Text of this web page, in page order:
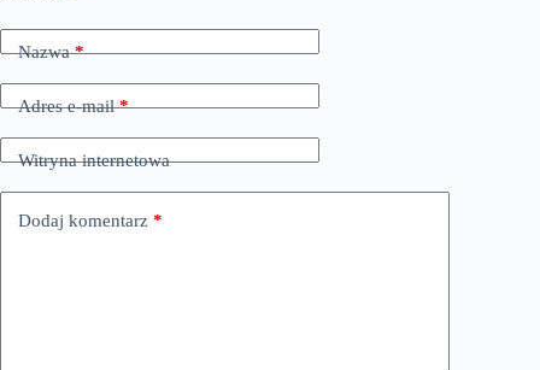
Nazwa*
Adres e-mail*
Witryna internetowa
Dodaj komentarz *